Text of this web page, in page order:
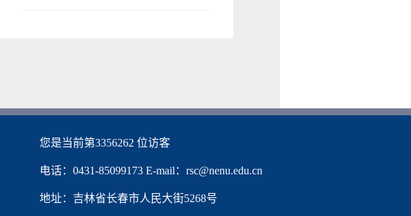
您是当前第3356262 位访客
电话：0431-85099173 E-mail：rsc@nenu.edu.cn
地址：吉林省长春市人民大街5268号